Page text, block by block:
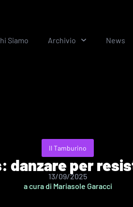
Siamo Archivio News
Il Tamburino
danzare per
13/09/2025
a cura di Mariasole Garacci